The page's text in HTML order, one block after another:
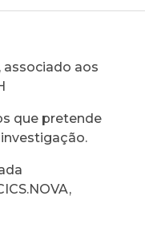
associado aos
que pretende